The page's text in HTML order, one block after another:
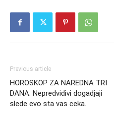
Previous article
HOROSKOP ZA NAREDNA TRI
DANA: Nepredvidivi dogadjaji
slede evo sta vas ceka.